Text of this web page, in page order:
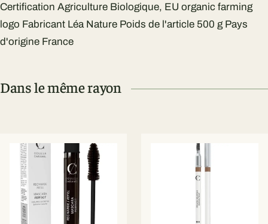
Certification ‎Agriculture Biologique, EU organic farming
logo Fabricant ‎Léa Nature Poids de l'article ‎500 g Pays
d'origine ‎France
Dans le même rayon